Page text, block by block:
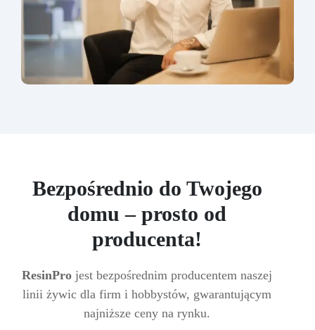
Bezpośrednio do Twojego
domu – prosto od
producenta!
ResinPro jest bezpośrednim producentem naszej
linii żywic dla firm i hobbystów, gwarantującym
najniższe ceny na rynku.